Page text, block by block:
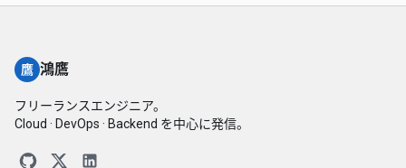
鷹 鴻鷹
フリーランスエンジニア。
Cloud · DevOps · Backend を中心に発信。